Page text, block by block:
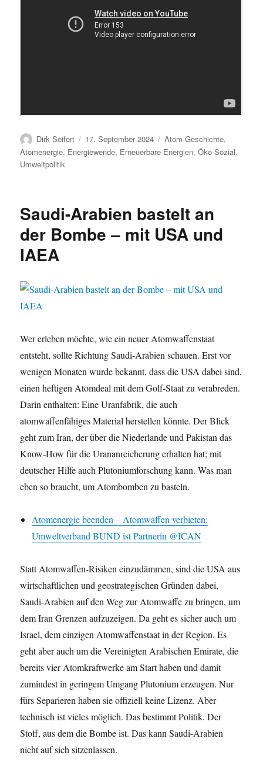
Autor
Dirk Seifert
Veröffentlicht
am
17. September 2024 Kategorien
Atom-Geschichte,
Atomenergie, Energiewende, Erneuerbare Energien,Öko-Sozial,
Umweltpolitik
Saudi-Arabien bastelt an
der Bombe – mit USA und
IAEA
Wer erleben möchte, wie ein neuer Atomwaffenstaat
entsteht, sollte Richtung Saudi-Arabien schauen. Erst vor
wenigen Monaten wurde bekannt, dass die USA dabei sind,
einen heftigen Atomdeal mit dem Golf-Staat zu verabreden.
Darin enthalten: Eine Uranfabrik, die auch
atomwaffenfähiges Material herstellen könnte. Der Blick
geht zum Iran, der über die Niederlande und Pakistan das
Know-How für die Urananreicherung erhalten hat; mit
deutscher Hilfe auch Plutoniumforschung kann. Was man
eben so braucht, um Atombomben zu basteln.
Atomenergie beenden – Atomwaffen verbieten:
Umweltverband BUND ist Partnerin @ICAN
Statt Atomwaffen-Risiken einzudämmen, sind die USA aus
wirtschaftlichen und geostrategischen Gründen dabei,
Saudi-Arabien auf den Weg zur Atomwaffe zu bringen, um
dem Iran Grenzen aufzuzeigen. Da geht es sicher auch um
Israel, dem einzigen Atomwaffenstaat in der Region. Es
geht aber auch um die Vereinigten Arabischen Emirate, die
bereits vier Atomkraftwerke am Start haben und damit
zumindest in geringem Umgang Plutonium erzeugen. Nur
fürs Separieren haben sie offiziell keine Lizenz. Aber
technisch ist vieles möglich. Das bestimmt Politik. Der
Stoff, aus dem die Bombe ist. Das kann Saudi-Arabien
nicht auf sich sitzenlassen.